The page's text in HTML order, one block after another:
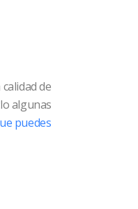
de
algunas
puedes